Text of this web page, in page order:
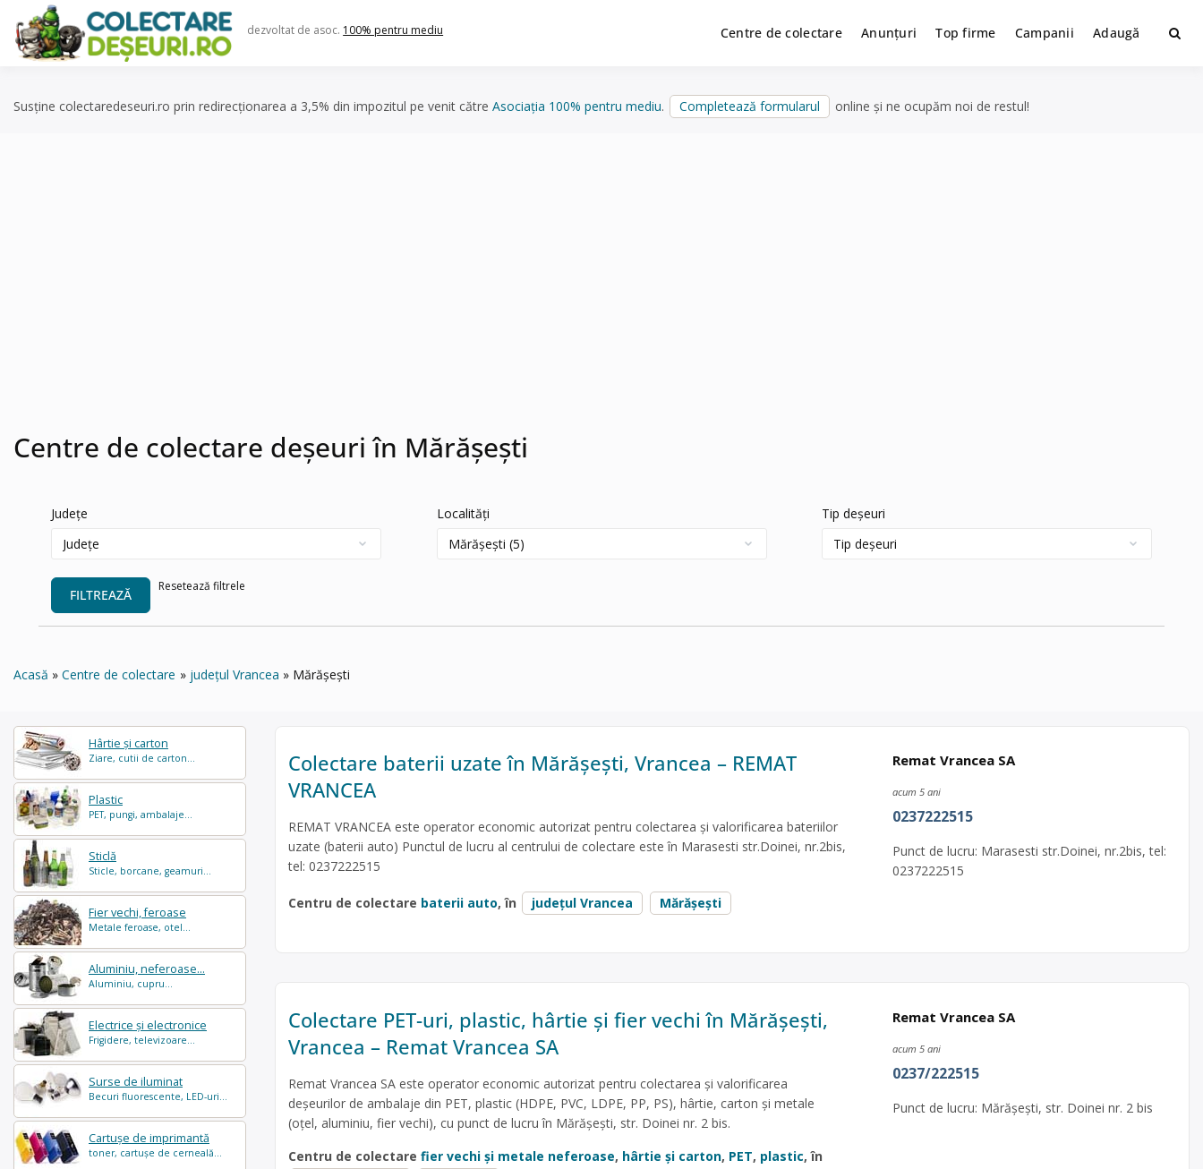
content
dezvoltat de asoc. 100% pentru mediu Centre de colectare Anunțuri Top firme Campanii Adaugă
Susține colectaredeseuri.ro prin redirecționarea a 3,5% din impozitul pe venit către Asociația 100% pentru mediu. Completează formularul online și ne ocupăm noi de restul!
Centre de colectare deșeuri în Mărășești
Județe Localități Tip deșeuri
FILTREAZĂ
Resetează filtrele
Acasă Centre de colectare județul Vrancea Mărășești
Hârtie și carton
Ziare, cutii de carton...
Plastic
PET, pungi, ambalaje...
Sticlă
Sticle, borcane, geamuri...
Fier vechi, feroase
Metale feroase, otel...
Aluminiu, neferoase...
Aluminiu, cupru...
Electrice și electronice
Frigidere, televizoare...
Surse de iluminat
Becuri fluorescente, LED-uri...
Cartușe de imprimantă
toner, cartușe de cerneală...
Colectare baterii uzate în Mărășești, Vrancea – REMAT
VRANCEA
REMAT VRANCEA este operator economic autorizat pentru colectarea și valorificarea bateriilor
uzate (baterii auto) Punctul de lucru al centrului de colectare este în Marasesti str.Doinei, nr.2bis,
tel: 0237222515
Centru de colectare baterii auto, în județul Vrancea Mărășești
Remat Vrancea SA
acum 5 ani
0237222515
Punct de lucru: Marasesti str.Doinei, nr.2bis, tel:
0237222515
Colectare PET-uri, plastic, hârtie și fier vechi în Mărășești,
Vrancea – Remat Vrancea SA
Remat Vrancea SA este operator economic autorizat pentru colectarea și valorificarea
deșeurilor de ambalaje din PET, plastic (HDPE, PVC, LDPE, PP, PS), hârtie, carton și metale
(oțel, aluminiu, fier vechi), cu punct de lucru în Mărășești, str. Doinei nr. 2 bis.
Centru de colectare fier vechi și metale neferoase, hârtie și carton, PET, plastic, în
Remat Vrancea SA
acum 5 ani
0237/222515
Punct de lucru: Mărășești, str. Doinei nr. 2 bis